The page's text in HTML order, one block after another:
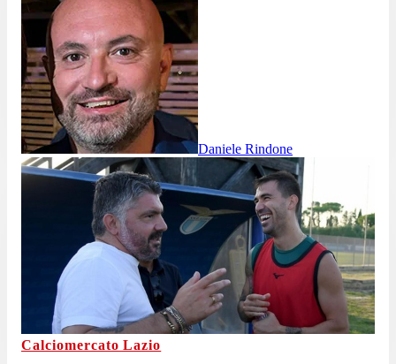
Daniele Rindone
Calciomercato Lazio